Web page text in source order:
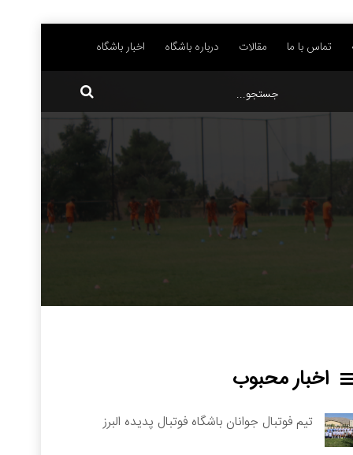
تماس با ما مقالات درباره باشگاه اخبار باشگاه
اخبار محبوب
تیم فوتبال جوانان باشگاه فوتبال پدیده البرز